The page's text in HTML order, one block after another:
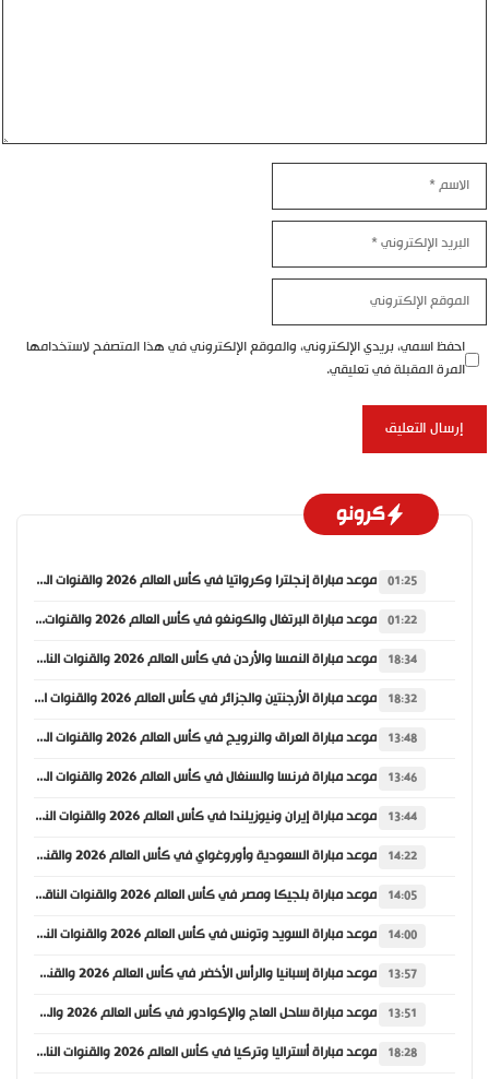
الإلكتروني
الإلكتروني
احفظ اسمي، بريدي الإلكتروني، والموقع الإلكتروني في هذا المتصفح لاستخدامها
المرة المقبلة في تعليقي.
كرونو
01:25 موعد مباراة إنجلترا وكرواتيا في كأس العالم 2026 والقنوات الناقلة
01:22 موعد مباراة البرتغال والكونغو في كأس العالم 2026 والقنوات الناقلة
18:34 موعد مباراة النمسا والأردن في كأس العالم 2026 والقنوات الناقلة
18:32 موعد مباراة الأرجنتين والجزائر في كأس العالم 2026 والقنوات الناقلة
13:48 موعد مباراة العراق والنرويج في كأس العالم 2026 والقنوات الناقلة
13:46 موعد مباراة فرنسا والسنغال في كأس العالم 2026 والقنوات الناقلة
13:44 موعد مباراة إيران ونيوزيلندا في كأس العالم 2026 والقنوات الناقلة
14:22 موعد مباراة السعودية وأوروغواي في كأس العالم 2026 والقنوات الناقلة
14:05 موعد مباراة بلجيكا ومصر في كأس العالم 2026 والقنوات الناقلة
14:00 موعد مباراة السويد وتونس في كأس العالم 2026 والقنوات الناقلة
13:57 موعد مباراة إسبانيا والرأس الأخضر في كأس العالم 2026 والقنوات الناقلة
13:51 موعد مباراة ساحل العاج والإكوادور في كأس العالم 2026 والقنوات الناقلة
18:28 موعد مباراة أستراليا وتركيا في كأس العالم 2026 والقنوات الناقلة